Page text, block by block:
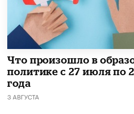
​Что произошло в
политике с 27 июля по
года
3 АВГУСТА